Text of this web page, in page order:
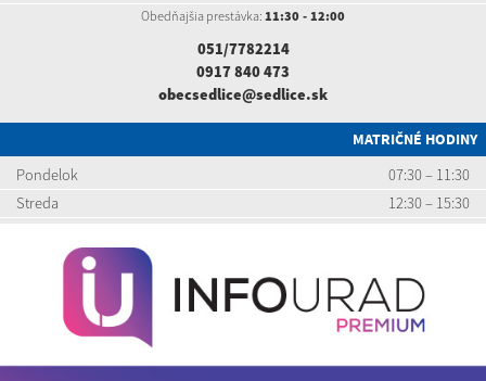
Obedňajšia prestávka: 11:30 - 12:00
051/7782214
0917 840 473
obecsedlice@sedlice.sk
MATRIČNÉ HODINY
Pondelok
07:30 – 11:30
Streda
12:30 – 15:30